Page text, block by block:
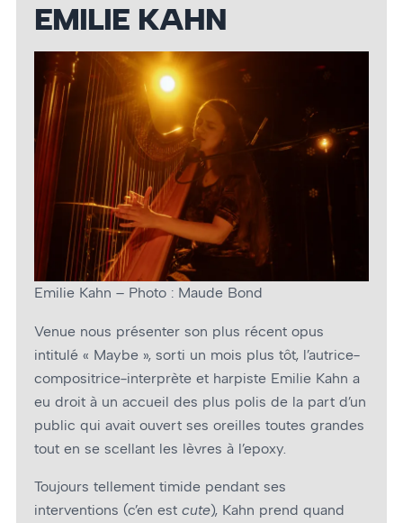
EMILIE KAHN
Emilie Kahn – Photo : Maude Bond
Venue nous présenter son plus récent opus
intitulé « Maybe », sorti un mois plus tôt, l’autrice-
compositrice-interprète et harpiste Emilie Kahn a
eu droit à un accueil des plus polis de la part d’un
public qui avait ouvert ses oreilles toutes grandes
tout en se scellant les lèvres à l’epoxy.
Toujours tellement timide pendant ses
interventions (c’en est cute), Kahn prend quand